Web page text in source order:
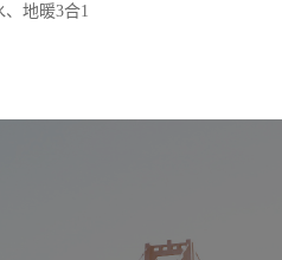
、地暖3合1